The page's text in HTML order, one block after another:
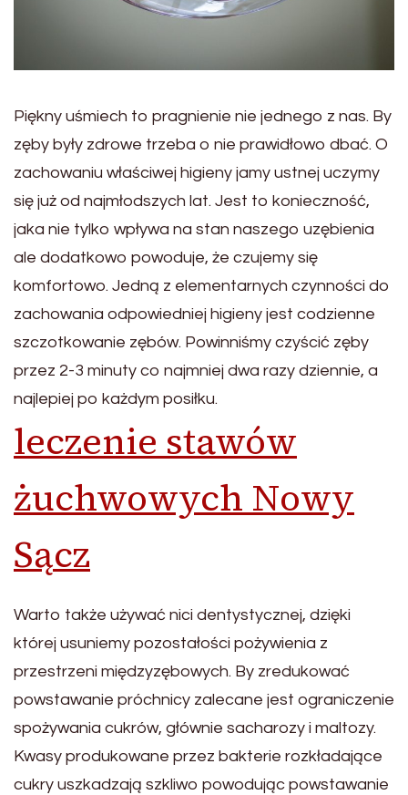
Piękny uśmiech to pragnienie nie jednego z nas. By
zęby były zdrowe trzeba o nie prawidłowo dbać. O
zachowaniu właściwej higieny jamy ustnej uczymy
się już od najmłodszych lat. Jest to konieczność,
jaka nie tylko wpływa na stan naszego uzębienia
ale dodatkowo powoduje, że czujemy się
komfortowo. Jedną z elementarnych czynności do
zachowania odpowiedniej higieny jest codzienne
szczotkowanie zębów. Powinniśmy czyścić zęby
przez 2-3 minuty co najmniej dwa razy dziennie, a
najlepiej po każdym posiłku.
leczenie stawów
żuchwowych Nowy
Sącz
Warto także używać nici dentystycznej, dzięki
której usuniemy pozostałości pożywienia z
przestrzeni międzyzębowych. By zredukować
powstawanie próchnicy zalecane jest ograniczenie
spożywania cukrów, głównie sacharozy i maltozy.
Kwasy produkowane przez bakterie rozkładające
cukry uszkadzają szkliwo powodując powstawanie